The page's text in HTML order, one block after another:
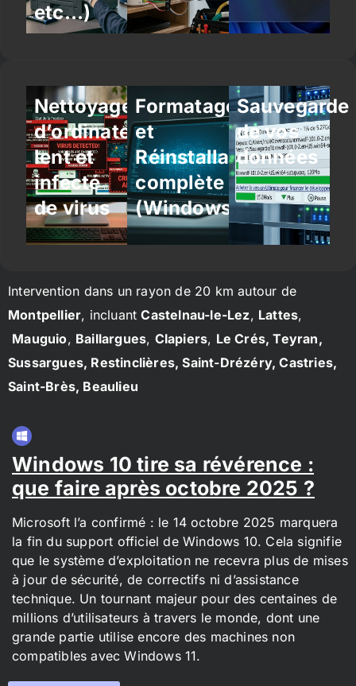
etc…)
Nettoyage
d’ordinateur
lent et
infecté
de virus
Formatage
et
Réinstallation
complète
(Windows/Linux)
Sauvegarde
de vos
données
Intervention dans un rayon de 20 km autour de
Montpellier, incluantCastelnau-le-Lez, Lattes,
Mauguio, Baillargues, Clapiers, Le Crés, Teyran,
Sussargues, Restinclières, Saint-Drézéry, Castries,
Saint-Brès, Beaulieu
Windows 10 tire sa révérence :
que faire après octobre 2025 ?
Microsoft l’a confirmé : le 14 octobre 2025 marquera
la fin du support officiel de Windows 10. Cela signifie
que le système d’exploitation ne recevra plus de mises
à jour de sécurité, de correctifs ni d’assistance
technique. Un tournant majeur pour des centaines de
millions d’utilisateurs à travers le monde, dont une
grande partie utilise encore des machines non
compatibles avec Windows 11.